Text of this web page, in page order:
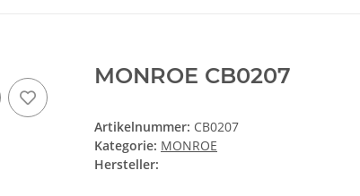
MONROE CB0207
Artikelnummer: CB0207
Kategorie: MONROE
Hersteller: